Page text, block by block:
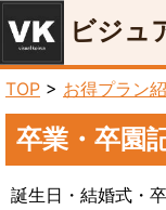
ビジュ
TOP > お得プラン
卒業・卒園
誕生日・結婚式・